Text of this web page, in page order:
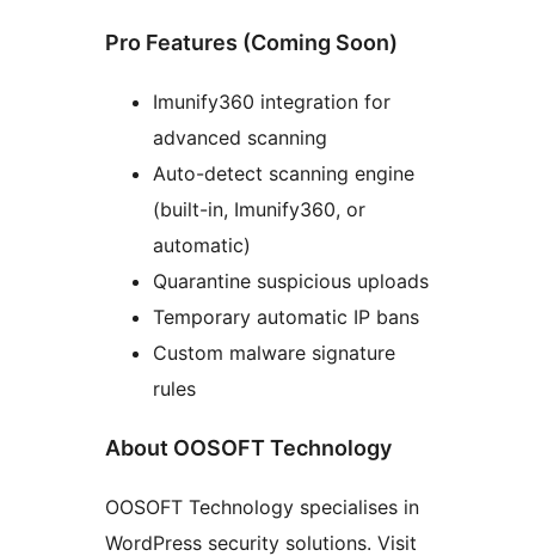
Pro Features (Coming Soon)
Imunify360 integration for
advanced scanning
Auto-detect scanning engine
(built-in, Imunify360, or
automatic)
Quarantine suspicious uploads
Temporary automatic IP bans
Custom malware signature
rules
About OOSOFT Technology
OOSOFT Technology specialises in
WordPress security solutions. Visit